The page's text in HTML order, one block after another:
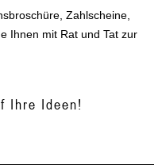
Zahlscheine,
Ihnen mit Rat und Tat zur
Ihre Ideen!